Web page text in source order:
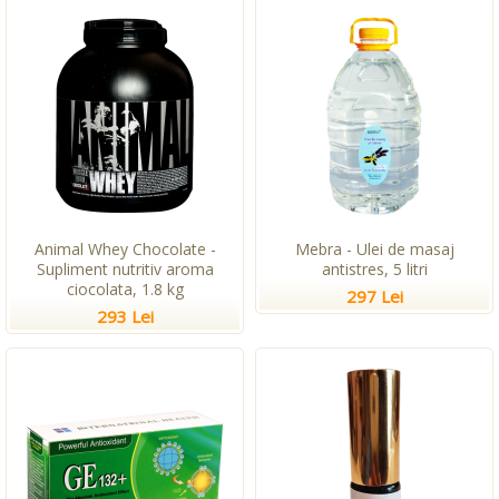
Animal Whey Chocolate -
Supliment nutritiv aroma
ciocolata, 1.8 kg
293 Lei
Mebra - Ulei de masaj
antistres, 5 litri
297 Lei